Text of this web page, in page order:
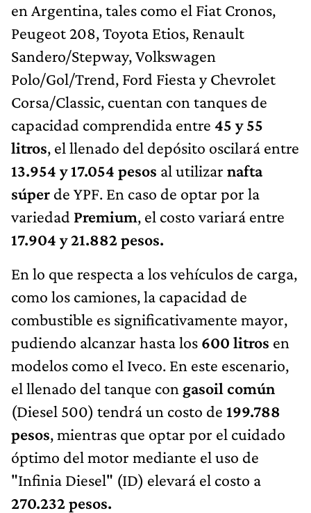
en Argentina, tales como el Fiat Cronos,
Peugeot 208, Toyota Etios, Renault
Sandero/Stepway, Volkswagen
Polo/Gol/Trend, Ford Fiesta y Chevrolet
Corsa/Classic, cuentan con tanques de
capacidad comprendida entre 45 y 55
litros, el llenado del depósito oscilará entre
13.954 y 17.054 pesos al utilizar nafta
súper de YPF. En caso de optar por la
variedad Premium, el costo variará entre
17.904 y 21.882 pesos.
En lo que respecta a los vehículos de carga,
como los camiones, la capacidad de
combustible es significativamente mayor,
pudiendo alcanzar hasta los 600 litros en
modelos como el Iveco. En este escenario,
el llenado del tanque con gasoil común
(Diesel 500) tendrá un costo de 199.788
pesos, mientras que optar por el cuidado
óptimo del motor mediante el uso de
"Infinia Diesel" (ID) elevará el costo a
270.232 pesos.